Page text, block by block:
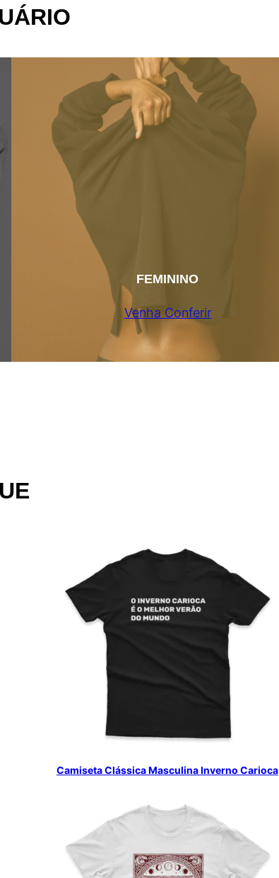
FEMININO
Venha Conferir
Camiseta Clássica Masculina Inverno Carioca